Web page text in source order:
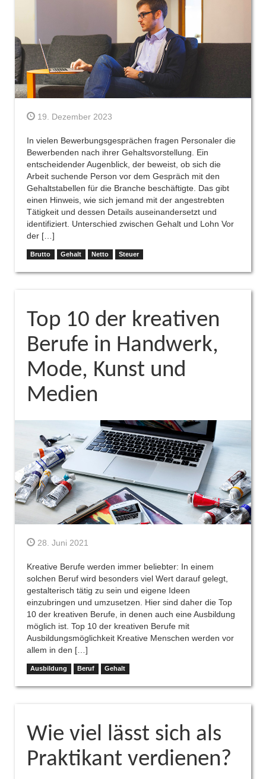
19. Dezember 2023
In vielen Bewerbungsgesprächen fragen Personaler die
Bewerbenden nach ihrer Gehaltsvorstellung. Ein
entscheidender Augenblick, der beweist, ob sich die
Arbeit suchende Person vor dem Gespräch mit den
Gehaltstabellen für die Branche beschäftigte. Das gibt
einen Hinweis, wie sich jemand mit der angestrebten
Tätigkeit und dessen Details auseinandersetzt und
identifiziert. Unterschied zwischen Gehalt und Lohn Vor
der […]
Brutto Gehalt Netto Steuer
Top 10 der kreativen
Berufe in Handwerk,
Mode, Kunst und
Medien
28. Juni 2021
Kreative Berufe werden immer beliebter: In einem
solchen Beruf wird besonders viel Wert darauf gelegt,
gestalterisch tätig zu sein und eigene Ideen
einzubringen und umzusetzen. Hier sind daher die Top
10 der kreativen Berufe, in denen auch eine Ausbildung
möglich ist. Top 10 der kreativen Berufe mit
Ausbildungsmöglichkeit Kreative Menschen werden vor
allem in den […]
Ausbildung Beruf Gehalt
Wie viel lässt sich als
Praktikant verdienen?